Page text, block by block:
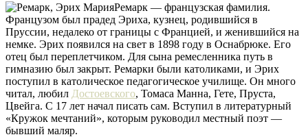
Ремарк — французская фамилия.
Французом был прадед Эриха, кузнец, родившийся в
Пруссии, недалеко от границы с Францией, и женившийся на
немке. Эрих появился на свет в 1898 году в Оснабрюке. Его
отец был переплетчиком. Для сына ремесленника путь в
гимназию был закрыт. Ремарки были католиками, и Эрих
поступил в католическое педагогическое училище. Он много
читал, любил Достоевского, Томаса Манна, Гете, Пруста,
Цвейга. С 17 лет начал писать сам. Вступил в литературный
«Кружок мечтаний», которым руководил местный поэт —
бывший маляр.